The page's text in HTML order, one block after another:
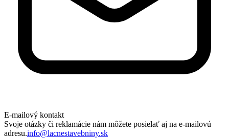
E-mailový kontakt
Svoje otázky či reklamácie nám môžete posielať aj na e-mailovú
adresu.info@lacnestavebniny.sk